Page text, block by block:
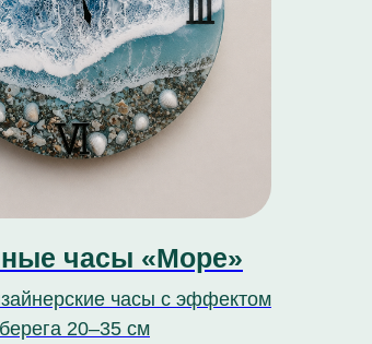
часы «Море»
часы с эффектом
берега 20–35 см